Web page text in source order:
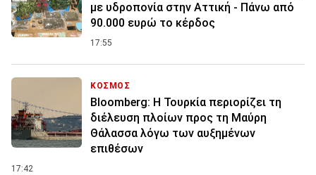
με υδροπονία στην Αττική - Πάνω από
90.000 ευρώ το κέρδος
17:55
ΚΟΣΜΟΣ
Bloomberg: Η Τουρκία περιορίζει τη
διέλευση πλοίων προς τη Μαύρη
Θάλασσα λόγω των αυξημένων
επιθέσων
17:42